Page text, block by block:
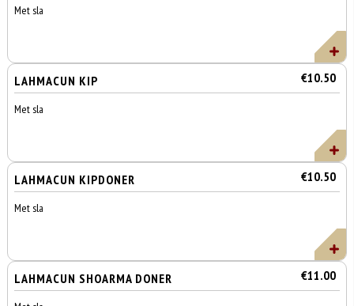
Met sla
LAHMACUN KIP €10.50
Met sla
LAHMACUN KIPDONER €10.50
Met sla
LAHMACUN SHOARMA DONER €11.00